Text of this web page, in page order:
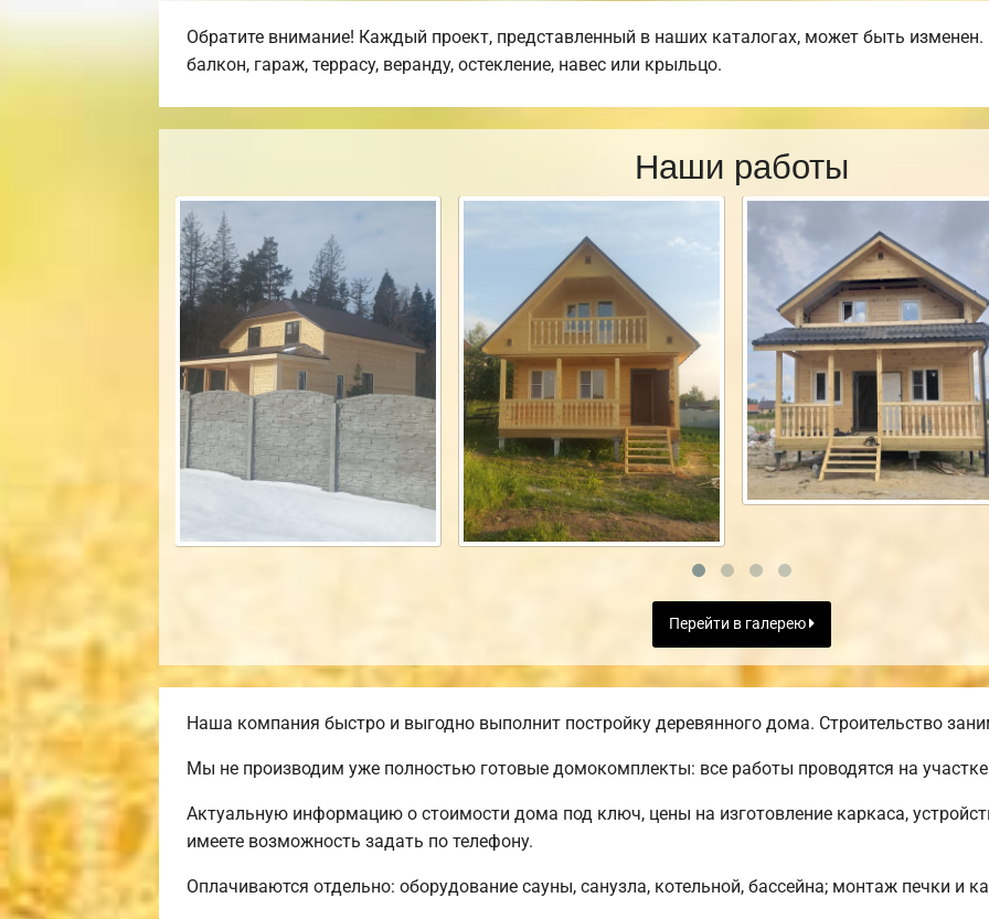
Обратите внимание! Каждый проект, представленный в наших каталогах, может быть
балкон, гараж, террасу, веранду, остекление, навес или крыльцо.
Наши работы
Перейти в галерею
Наша компания быстро и выгодно выполнит постройку деревянного дома. Строительство
Мы не производим уже полностью готовые домокомплекты: все работы проводятся на
Актуальную информацию о стоимости дома под ключ, цены на изготовление каркаса,
имеете возможность задать по телефону.
Оплачиваются отдельно: оборудование сауны, санузла, котельной, бассейна; монтаж печки и